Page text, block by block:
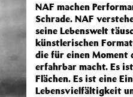
NAF machen
Schrade. NAF
seine Lebenswelt
künstlerischen
die für einen Moment
erfahrbar macht. Es
Flächen. Es ist eine
Lebensvielfältigkeit